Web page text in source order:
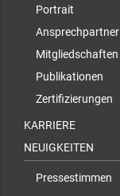
Portrait
Ansprechpartner
Mitgliedschaften
Publikationen
Zertifizierungen
KARRIERE
NEUIGKEITEN
Pressestimmen